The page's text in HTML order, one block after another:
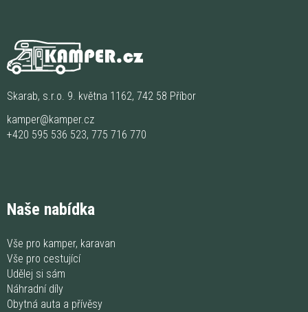
Skarab, s.r.o. 9. května 1162, 742 58 Příbor
kamper@kamper.cz
+420 595 536 523, 775 716 770
Naše nabídka
Vše pro kamper, karavan
Vše pro cestující
Udělej si sám
Náhradní díly
Obytná auta a přívěsy